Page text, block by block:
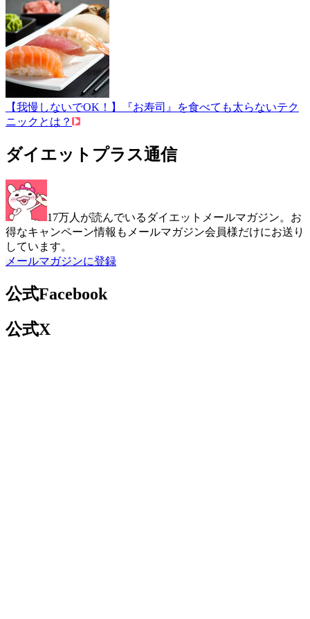
【我慢しないでOK！】『お寿司』を食べても太らないテク
ニックとは？
ダイエットプラス通信
17万人が読んでいるダイエットメールマガジン。お
得なキャンペーン情報もメールマガジン会員様だけにお送り
しています。
メールマガジンに登録
公式Facebook
公式X